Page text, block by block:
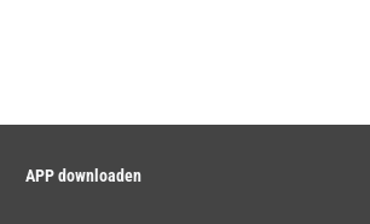
APP downloaden